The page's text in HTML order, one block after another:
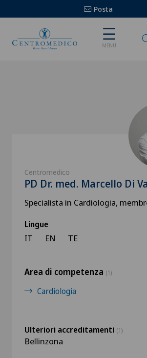
Posta
MENU
Centromedico
PD Dr. med. Marcello Di
Specialista in Cardiologia,
Lingue
IT EN TE
Area di competenza (1)
Cardiologia
Ulteriori accreditamenti (1)
Bellinzona